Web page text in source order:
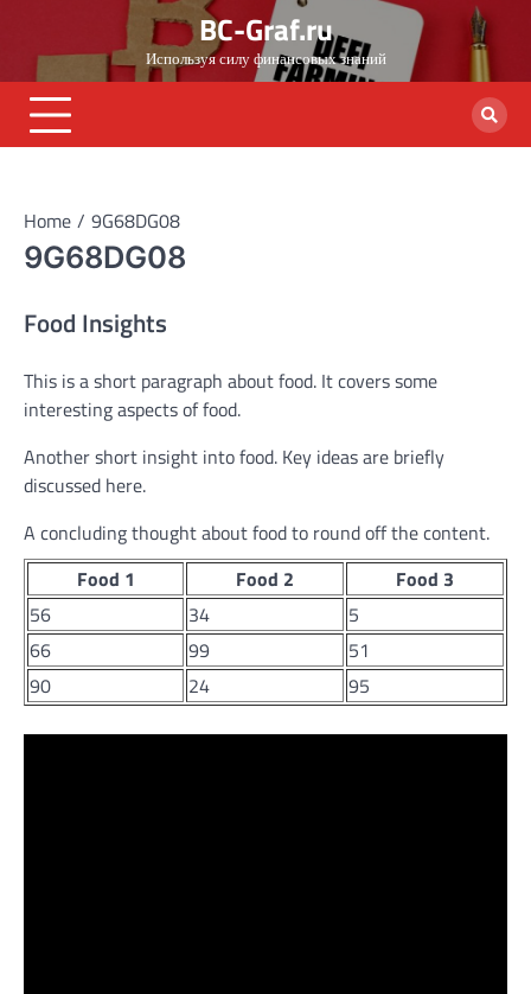
content
BC-Graf.ru
Используя силу финансовых знаний
Home 9G68DG08
9G68DG08
Food Insights
This is a short paragraph about food. It covers some
interesting aspects of food.
Another short insight into food. Key ideas are briefly
discussed here.
A concluding thought about food to round off the content.
Food 1
Food 2
Food 3
56
34
5
66
99
51
90
24 95